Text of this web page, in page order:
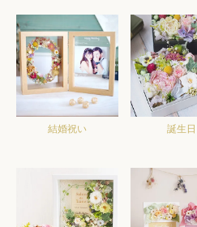
結婚祝い 誕生日